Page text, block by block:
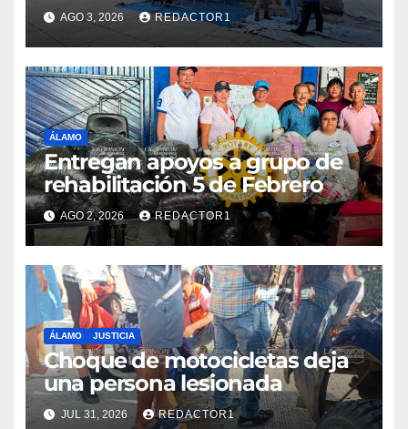
AGO 3, 2026 REDACTOR1
ÁLAMO
Entregan apoyos a grupo de
rehabilitación 5 de Febrero
AGO 2, 2026 REDACTOR1
ÁLAMO JUSTICIA
Choque de motocicletas deja
una persona lesionada
JUL 31, 2026 REDACTOR1